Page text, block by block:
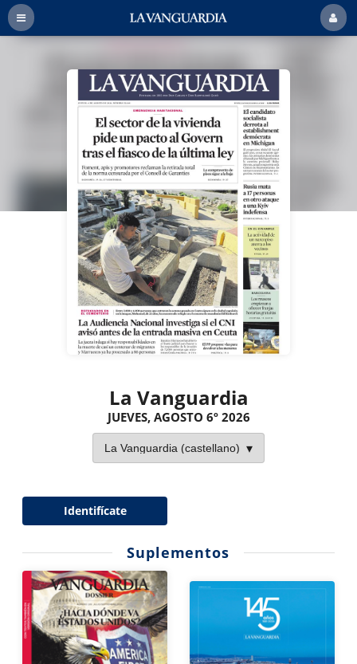
La Vanguardia
JUEVES, AGOSTO 6º 2026
Identifícate
Suplementos